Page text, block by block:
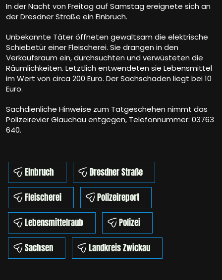
In der Nacht von Freitag auf Samstag ereignete sich an
der Dresdner Straße ein Einbruch.
Unbekannte Täter öffneten gewaltsam die elektrische
Schiebetür einer Fleischerei. Sie drangen in den
Verkaufsraum ein, durchsuchten und verwüsteten die
Räumlichkeiten. Letztlich entwendeten sie Lebensmittel
im Wert von circa 200 Euro. Der Sachschaden liegt bei 10
Euro.
Sachdienliche Hinweise zum Tatgeschehen nimmt das
Polizeirevier Glauchau entgegen, Telefonnummer: 03763
640.
Einbruch
Dresdner Straße
Fleischerei
Polizeireport
Lebensmittelraub
Polizei
Sachsen
Landkreis Zwickau